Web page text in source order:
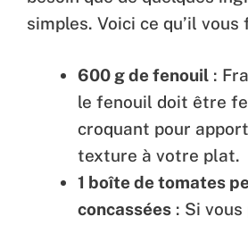
simples. Voici ce qu’il vous
600 g de fenouil :
le fenouil doit être
croquant pour
texture à votre plat.
1 boîte de tomates
concassées : Si